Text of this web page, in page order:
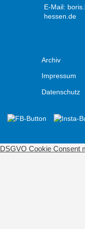
E-Mail:
hessen.de
Archiv
Impressum
Datenschutz
DSGVO Cookie Consent